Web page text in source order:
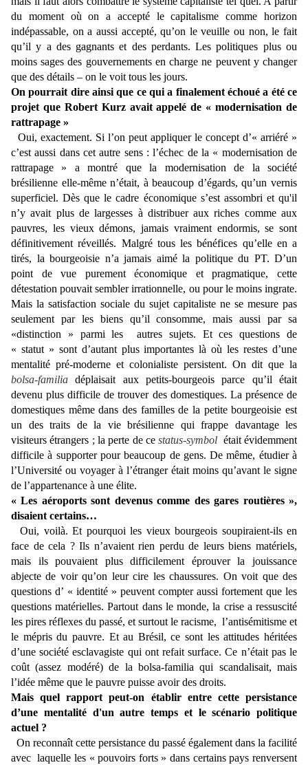
du moment où on a accepté le capitalisme comme horizon
indépassable, on a aussi accepté, qu’on le veuille ou non, le fait
qu’il y a des gagnants et des perdants. Les politiques plus ou
moins sages des gouvernements en charge ne peuvent y changer
que des détails – on le voit tous les jours.
On pourrait dire ainsi que ce qui a finalement échoué a été ce
projet que Robert Kurz avait appelé de « modernisation de
rattrapage »
Oui, exactement. Si l’on peut appliquer le concept d’« arriéré »
c’est aussi dans cet autre sens : l’échec de la « modernisation de
rattrapage » a montré que la modernisation de la société
brésilienne elle-même n’était, à beaucoup d’égards, qu’un vernis
superficiel. Dès que le cadre économique s’est assombri et qu'il
n’y avait plus de largesses à distribuer aux riches comme aux
pauvres, les vieux démons, jamais vraiment endormis, se sont
définitivement réveillés. Malgré tous les bénéfices qu’elle en a
tirés, la bourgeoisie n’a jamais aimé la politique du PT. D’un
point de vue purement économique et pragmatique, cette
détestation pouvait sembler irrationnelle, ou pour le moins ingrate.
Mais la satisfaction sociale du sujet capitaliste ne se mesure pas
seulement par les biens qu’il consomme, mais aussi par sa
«distinction » parmi les autres sujets. Et ces questions de
« statut » sont d’autant plus importantes là où les restes d’une
mentalité pré-moderne et colonialiste persistent. On dit que la
bolsa-familia déplaisait aux petits-bourgeois parce qu’il était
devenu plus difficile de trouver des domestiques. La présence de
domestiques même dans des familles de la petite bourgeoisie est
un des traits de la vie brésilienne qui frappe davantage les
visiteurs étrangers ; la perte de cestatus-symbol était évidemment
difficile à supporter pour beaucoup de gens. De même, étudier à
l’Université ou voyager à l’étranger était moins qu’avant le signe
de l’appartenance à une élite.
« Les aéroports sont devenus comme des gares routières »,
disaient certains…
Oui, voilà. Et pourquoi les vieux bourgeois soupiraient-ils en
face de cela ? Ils n’avaient rien perdu de leurs biens matériels,
mais ils pouvaient plus difficilement éprouver la jouissance
abjecte de voir qu’on leur cire les chaussures. On voit que des
questions d’ « identité » peuvent compter aussi fortement que les
questions matérielles. Partout dans le monde, la crise a ressuscité
les pires réflexes du passé, et surtout le racisme, l’antisémitisme et
le mépris du pauvre. Et au Brésil, ce sont les attitudes héritées
d’une société esclavagiste qui ont refait surface. Ce n’était pas le
coût (assez modéré) de la bolsa-familia qui scandalisait, mais
l’idée même que le pauvre puisse avoir des droits.
Mais quel rapport peut-on établir entre cette persistance
d’une mentalité d'un autre temps et le scénario politique
actuel ?
On reconnaît cette persistance du passé également dans la facilité
avec laquelle les « pouvoirs forts » dans certains pays renversent